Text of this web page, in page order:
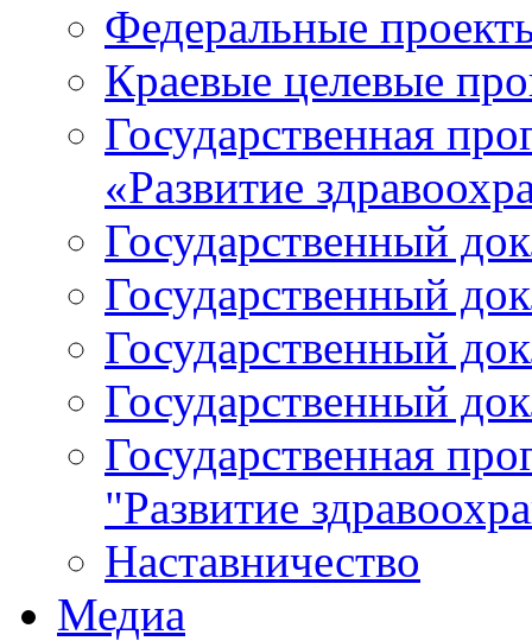
Федеральные
Краевые целевые
Государственная
«Развитие
Государственный
Государственный
Государственный
Государственный
Государственная
"Развитие
Наставничество
Медиа